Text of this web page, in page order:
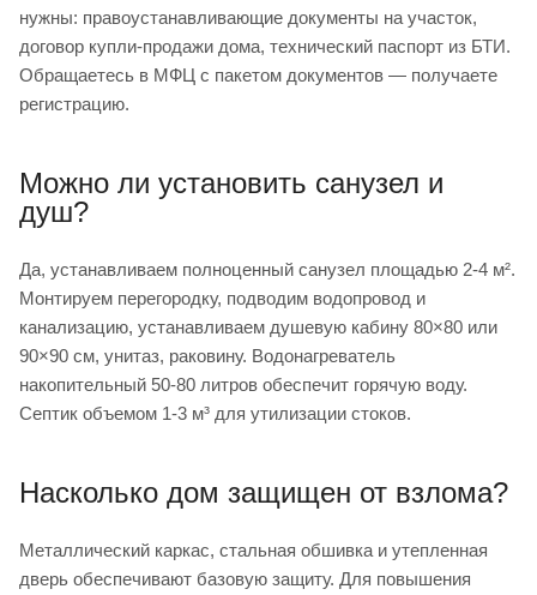
нужны: правоустанавливающие документы на участок,
договор купли-продажи дома, технический паспорт из БТИ.
Обращаетесь в МФЦ с пакетом документов — получаете
регистрацию.
Можно ли установить санузел и
душ?
Да, устанавливаем полноценный санузел площадью 2-4 м².
Монтируем перегородку, подводим водопровод и
канализацию, устанавливаем душевую кабину 80×80 или
90×90 см, унитаз, раковину. Водонагреватель
накопительный 50-80 литров обеспечит горячую воду.
Септик объемом 1-3 м³ для утилизации стоков.
Насколько дом защищен от взлома?
Металлический каркас, стальная обшивка и утепленная
дверь обеспечивают базовую защиту. Для повышения